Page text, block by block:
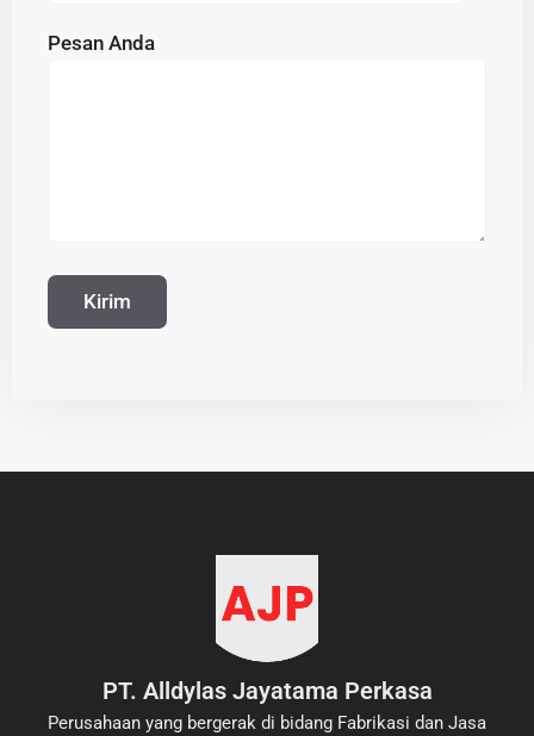
Pesan Anda
PT. Alldylas Jayatama Perkasa
Perusahaan yang bergerak di bidang Fabrikasi dan Jasa